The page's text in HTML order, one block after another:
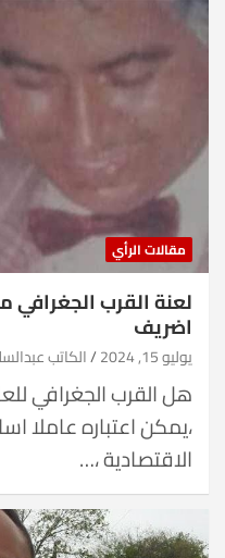
مقالات الرأي
لعنة القرب الجغرافي
اضريف
يوليو 15, 2024 الكاتب
هل القرب الجغرافي
،يمكن اعتباره عاملا
الاقتصادية ،…